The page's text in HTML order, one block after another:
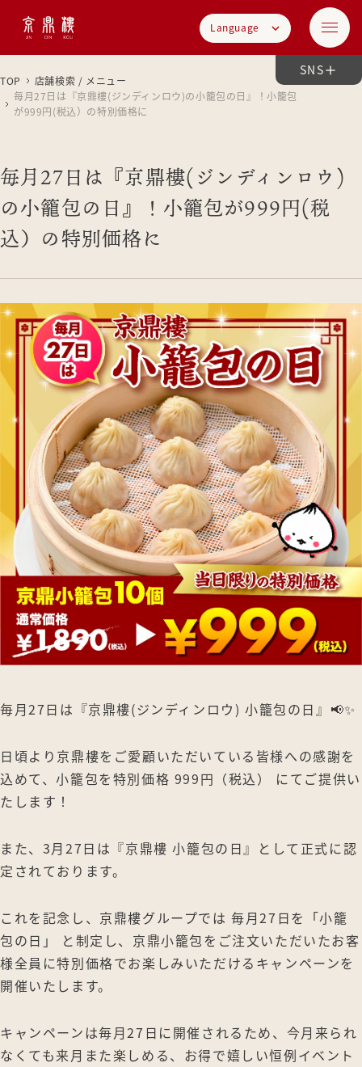
Language
SNS
TOP
店舗検索 / メニュー
毎月27日は『京鼎樓(ジンディンロウ)の小籠包の日』！小籠包
が999円(税込）の特別価格に
毎月27日は『京鼎樓(ジンディンロウ)
の小籠包の日』！小籠包が999円(税
込）の特別価格に
毎月27日は『京鼎樓(ジンディンロウ) 小籠包の日』📢✨
日頃より京鼎樓をご愛顧いただいている皆様への感謝を
込めて、小籠包を特別価格 999円（税込） にてご提供い
たします！
また、3月27日は『京鼎樓 小籠包の日』として正式に認
定されております。
これを記念し、京鼎樓グループでは 毎月27日を「小籠
包の日」 と制定し、京鼎小籠包をご注文いただいたお客
様全員に特別価格でお楽しみいただけるキャンペーンを
開催いたします。
キャンペーンは毎月27日に開催されるため、今月来られ
なくても来月また楽しめる、お得で嬉しい恒例イベント